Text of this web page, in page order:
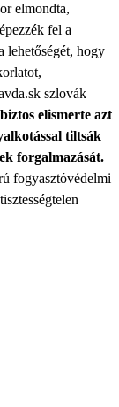
elmondta,
fel a
lehetőségét, hogy
szlovák
elismerte azt
tiltsák
forgalmazását.
fogyasztóvédelmi